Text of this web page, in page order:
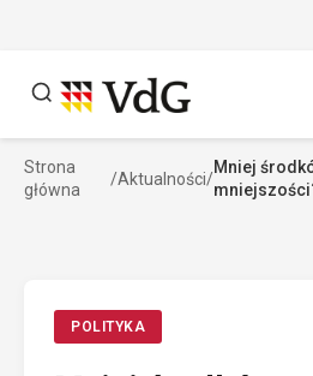
Szukaj
Strona
główna
/Aktualności/
Mniej
POLITYKA